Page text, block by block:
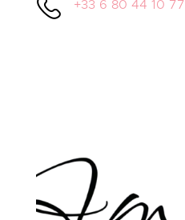
+33 6 80 44 10 77